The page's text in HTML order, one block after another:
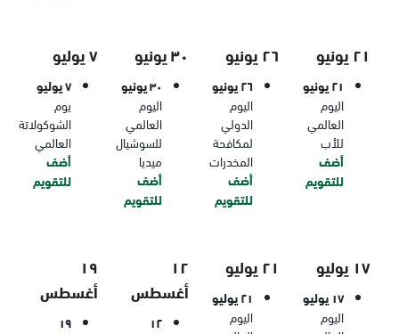
٢١ يونيو
٢١ يونيو
اليوم
العالمي
للأب
أضف
للتقويم
٢٦ يونيو
٢٦ يونيو
اليوم
الدولي
لمكافحة
المخدرات
أضف
للتقويم
٣٠ يونيو
٣٠ يونيو
اليوم
العالمي
للسوشيال
ميديا
أضف
للتقويم
٧ يوليو
٧ يوليو
يوم
الشوكولاتة
العالمي
أضف
للتقويم
١٧ يوليو
١٧ يوليو
اليوم
٢١ يوليو
٢١ يوليو
اليوم
١٢
أغسطس
١٢
١٩
أغسطس
١٩